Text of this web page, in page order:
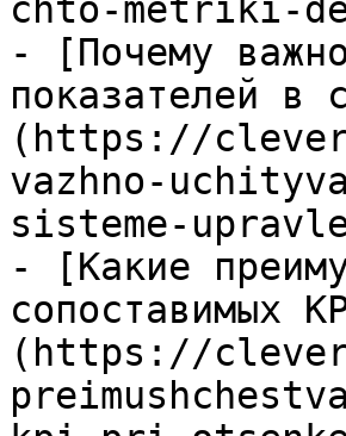
chto-metriki-
- [Почему
показателей в
(https://
vazhno-
sisteme-
- [Какие
сопоставимых
(https://